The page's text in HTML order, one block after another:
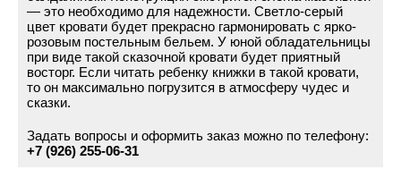
— это необходимо для надежности. Светло-серый
цвет кровати будет прекрасно гармонировать с ярко-
розовым постельным бельем. У юной обладательницы
при виде такой сказочной кровати будет приятный
восторг. Если читать ребенку книжки в такой кровати,
то он максимально погрузится в атмосферу чудес и
сказки.
Задать вопросы и оформить заказ можно по телефону:
+7 (926) 255-06-31